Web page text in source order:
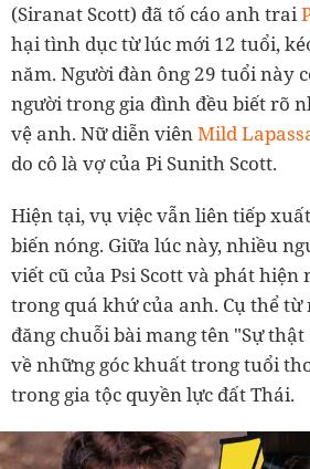
(Siranat Scott) đã tố cáo anh trai
hại tình dục từ lúc mới 12 tuổi,
năm. Người đàn ông 29 tuổi này
người trong gia đình đều biết rõ
vệ anh. Nữ diễn viênMild
do cô là vợ của Pi Sunith Scott.
Hiện tại, vụ việc vẫn liên tiếp
biến nóng. Giữa lúc này, nhiều
viết cũ của Psi Scott và phát
trong quá khứ của anh. Cụ thể từ
đăng chuỗi bài mang tên "Sự thật
về những góc khuất trong tuổi
trong gia tộc quyền lực đất Thái.